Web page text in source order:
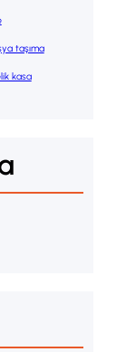
taşıma
kasa